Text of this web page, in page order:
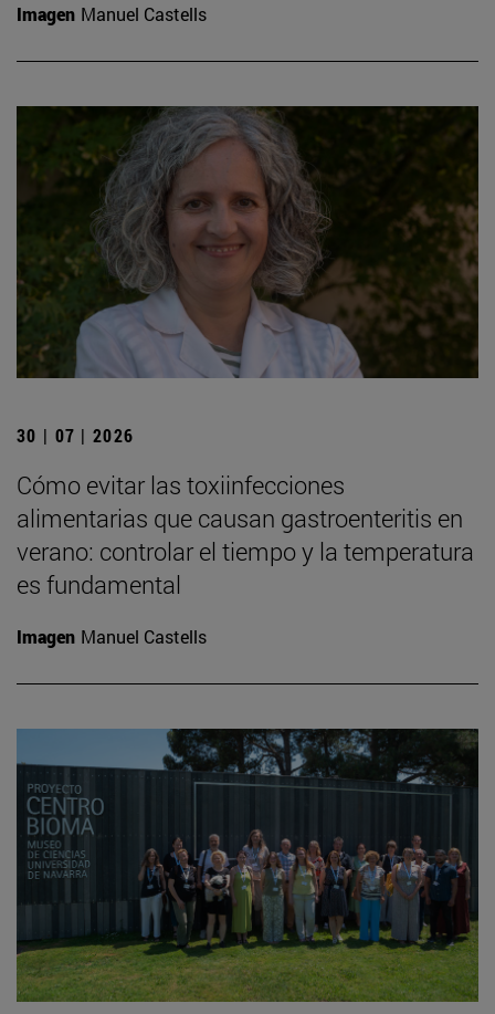
Imagen Manuel Castells
30 | 07 | 2026
Cómo evitar las toxiinfecciones
alimentarias que causan gastroenteritis en
verano: controlar el tiempo y la temperatura
es fundamental
Imagen Manuel Castells